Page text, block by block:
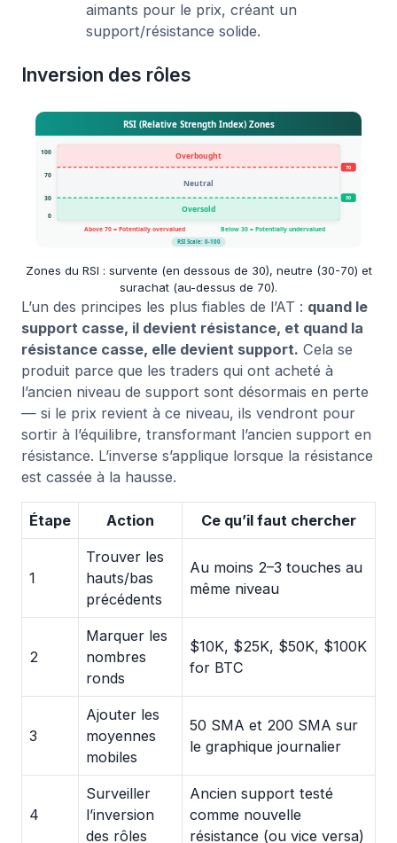
aimants pour le prix, créant un
support/résistance solide.
Inversion des rôles
Zones du RSI : survente (en dessous de 30), neutre (30-70) et
surachat (au-dessus de 70).
L’un des principes les plus fiables de l’AT : quand le
support casse, il devient résistance, et quand la
résistance casse, elle devient support. Cela se
produit parce que les traders qui ont acheté à
l’ancien niveau de support sont désormais en perte
— si le prix revient à ce niveau, ils vendront pour
sortir à l’équilibre, transformant l’ancien support en
résistance. L’inverse s’applique lorsque la résistance
est cassée à la hausse.
Étape Action Ce qu’il faut chercher
1
Trouver les
hauts/bas
précédents
Au moins 2–3 touches au
même niveau
2
Marquer les
nombres
ronds
$10K, $25K, $50K, $100K
for BTC
3
Ajouter les
moyennes
mobiles
50 SMA et 200 SMA sur
le graphique journalier
4
Surveiller
l’inversion
des rôles
Ancien support testé
comme nouvelle
résistance (ou vice versa)